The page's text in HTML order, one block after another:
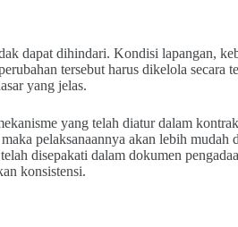
dapat dihindari. Kondisi lapangan,
tersebut harus dikelola secara
yang jelas.
yang telah diatur dalam
pelaksanaannya akan lebih mudah
disepakati dalam dokumen
konsistensi.